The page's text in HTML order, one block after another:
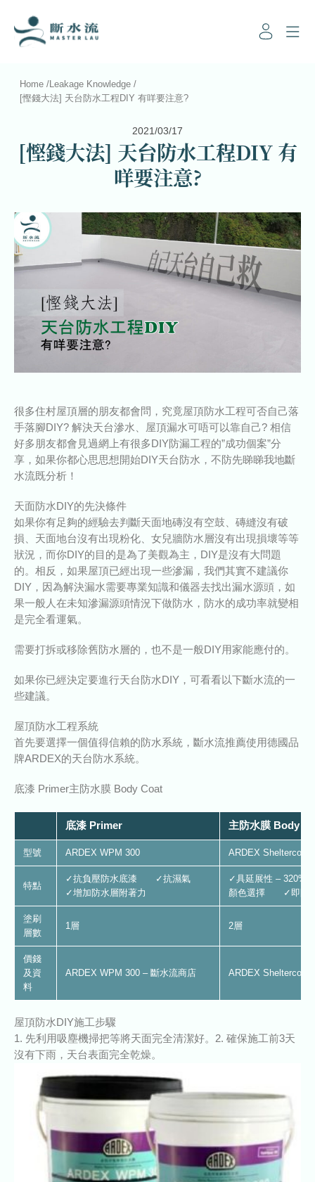
Home /Leakage Knowledge /
[慳錢大法] 天台防水工程DIY 有咩要注意?
2021/03/17
[慳錢大法] 天台防水工程DIY 有
咩要注意?
很多住村屋頂層的朋友都會問，究竟屋頂防水工程可否自己落
手落腳DIY? 解決天台滲水、屋頂漏水可唔可以靠自己? 相信
好多朋友都會見過網上有很多DIY防漏工程的”成功個案”分
享，如果你都心思思想開始DIY天台防水，不防先睇睇我地斷
水流既分析！
天面防水DIY的先決條件
如果你有足夠的經驗去判斷天面地磚沒有空鼓、磚縫沒有破
損、天面地台沒有出現粉化、女兒牆防水層沒有出現損壞等等
狀況，而你DIY的目的是為了美觀為主，DIY是沒有大問題
的。相反，如果屋頂已經出現一些滲漏，我們其實不建議你
DIY，因為解決漏水需要專業知識和儀器去找出漏水源頭，如
果一般人在未知滲漏源頭情況下做防水，防水的成功率就變相
是完全看運氣。
需要打拆或移除舊防水層的，也不是一般DIY用家能應付的。
如果你已經決定要進行天台防水DIY，可看看以下斷水流的一
些建議。
屋頂防水工程系統
首先要選擇一個值得信賴的防水系統，斷水流推薦使用德國品
牌ARDEX的天台防水系統。
底漆 Primer主防水膜 Body Coat
底漆 Primer 主防水膜 Body
型號 ARDEX WPM 300 ARDEX Sheltercoat
特點
✓抗負壓防水底漆 ✓抗濕氣
✓增加防水層附著力
✓具延展性 –
顏色選擇 ✓即開即
塗刷
層數
1層 2層
價錢
及資
料
ARDEX WPM 300 – 斷水流商店 ARDEX Sheltercoat
屋頂防水DIY施工步驟
1. 先利用吸塵機掃把等將天面完全清潔好。2. 確保施工前3天
沒有下雨，天台表面完全乾燥。